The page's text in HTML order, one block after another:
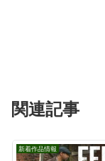
関連記事
新着作品情報